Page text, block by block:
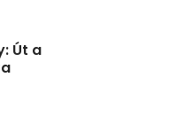
Út a